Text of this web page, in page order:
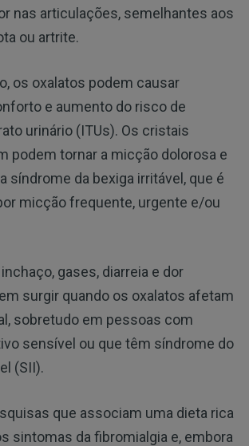
nas articulações, semelhantes aos
ou artrite.
os oxalatos podem causar
e aumento do risco de
urinário (ITUs). Os cristais
podem tornar a micção dolorosa e
síndrome da bexiga irritável, que é
micção frequente, urgente e/ou
gases, diarreia e dor
surgir quando os oxalatos afetam
sobretudo em pessoas com
sensível ou que têm síndrome do
(SII).
que associam uma dieta rica
sintomas da fibromialgia e, embora